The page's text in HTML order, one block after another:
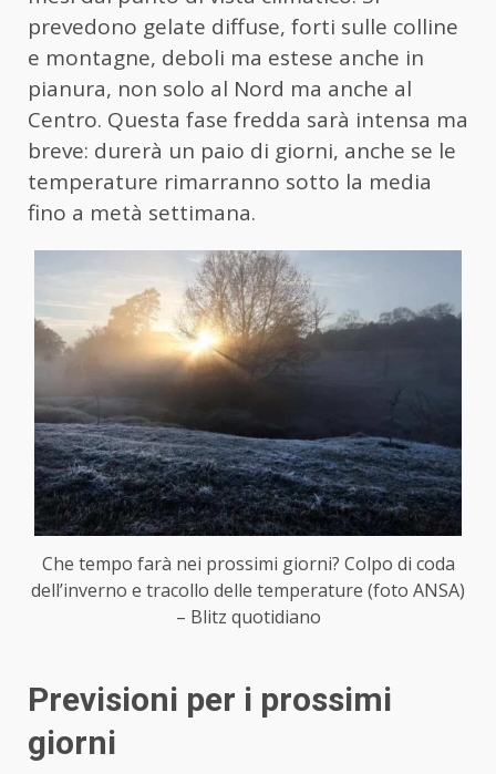
prevedono gelate diffuse, forti sulle colline
e montagne, deboli ma estese anche in
pianura, non solo al Nord ma anche al
Centro. Questa fase fredda sarà intensa ma
breve: durerà un paio di giorni, anche se le
temperature rimarranno sotto la media
fino a metà settimana.
Che tempo farà nei prossimi giorni? Colpo di coda
dell’inverno e tracollo delle temperature (foto ANSA)
– Blitz quotidiano
Previsioni per i prossimi
giorni